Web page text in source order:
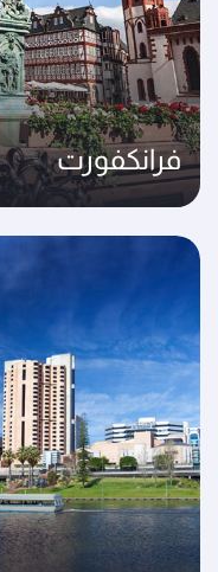
فرانكفورت